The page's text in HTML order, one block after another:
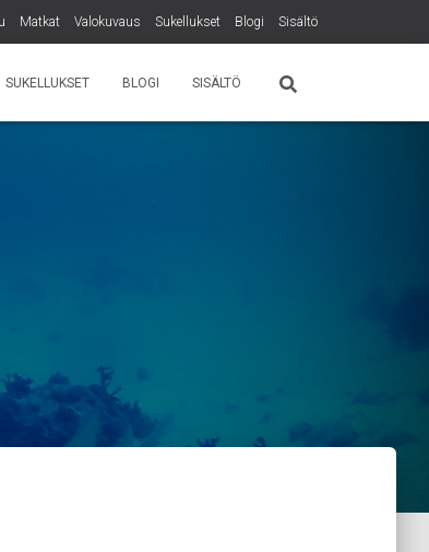
Matkat Valokuvaus Sukellukset Blogi Sisältö
SUKELLUKSET BLOGI SISÄLTÖ